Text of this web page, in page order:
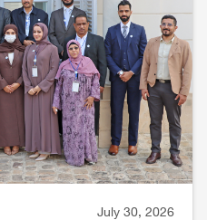
July 30, 2026